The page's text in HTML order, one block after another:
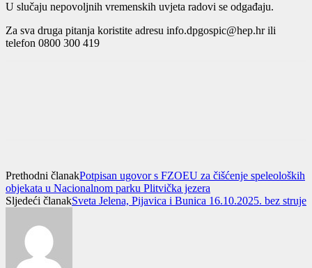
U slučaju nepovoljnih vremenskih uvjeta radovi se odgađaju.
Za sva druga pitanja koristite adresu info.dpgospic@hep.hr ili
telefon 0800 300 419
Prethodni članakPotpisan ugovor s FZOEU za čišćenje speleoloških
objekata u Nacionalnom parku Plitvička jezera
Sljedeći članakSveta Jelena, Pijavica i Bunica 16.10.2025. bez struje